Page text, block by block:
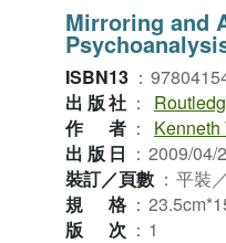
Mirroring and
ISBN13 ：
出版社 ：
作者 ：
Kenneth
出版日 ： 2009/04/
裝訂／頁數 ： 平裝
規格 ：
版次 ： 1